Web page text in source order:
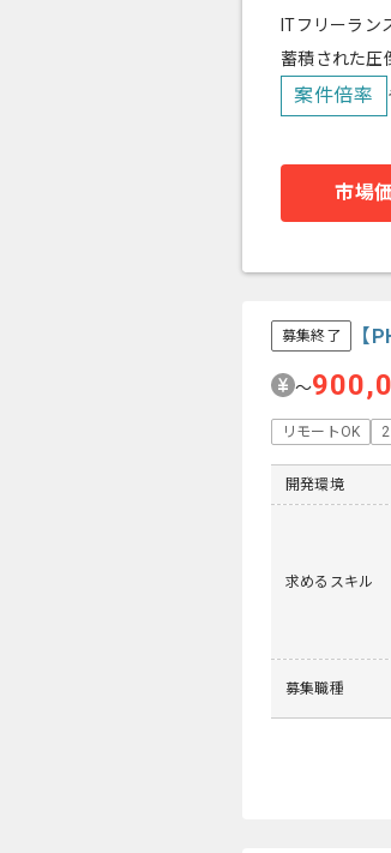
ITフリーラン
蓄積された圧
案件倍率
市場
募集終了 【
〜
リモートOK
開発環境
求めるスキル
募集職種